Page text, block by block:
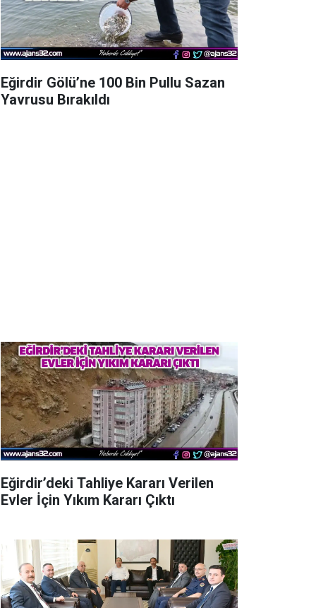
Eğirdir Gölü’ne 100 Bin Pullu Sazan
Yavrusu Bırakıldı
Eğirdir’deki Tahliye Kararı Verilen
Evler İçin Yıkım Kararı Çıktı